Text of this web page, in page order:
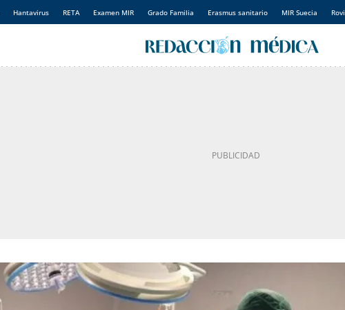
Hantavirus RETA Examen MIR Grado Familia Erasmus sanitario MIR Suecia Rovi